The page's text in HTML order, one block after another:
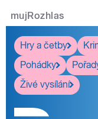
mujRozhlas
Hry a četby
Pohádky
Živé vysílání